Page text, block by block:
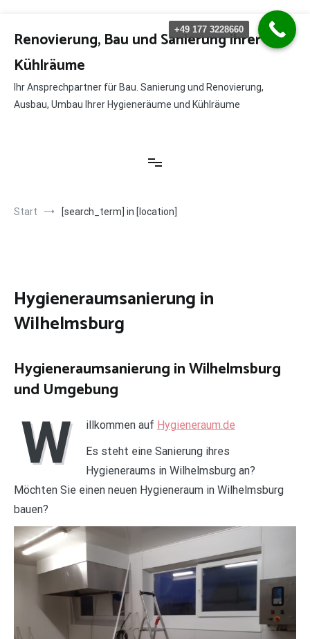
Inhalt
springen
Renovierung, Bau und Sanierung ihrer
Kühlräume
Ihr Ansprechpartner für Bau. Sanierung und Renovierung,
Ausbau, Umbau Ihrer Hygieneräume und Kühlräume
Start [search_term] in [location]
Hygieneraumsanierung in
Wilhelmsburg
Hygieneraumsanierung in Wilhelmsburg
und Umgebung
W illkommen auf Hygieneraum.de
Es steht eine Sanierung ihres
Hygieneraums in Wilhelmsburg an?
Möchten Sie einen neuen Hygieneraum in Wilhelmsburg
bauen?
+49 177 3228660